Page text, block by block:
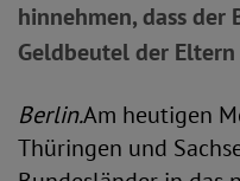
hinnehmen, dass
Geldbeutel der Eltern
Berlin.Am heutigen
Thüringen und